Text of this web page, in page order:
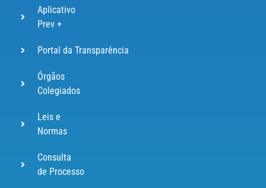
Aplicativo
Prev +
Portal da Transparência
Órgãos
Colegiados
Leis e
Normas
Consulta
de Processo